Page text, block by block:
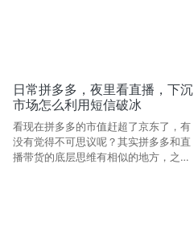
日常拼多多，夜里看直播，下沉
市场怎么利用短信破冰
​看现在拼多多的市值赶超了京东了，有
没有觉得不可思议呢？其实拼多多和直
播带货的底层思维有相似的地方，之所